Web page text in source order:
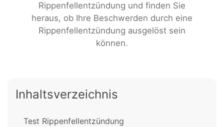
Rippenfellentzündung und finden Sie
heraus, ob Ihre Beschwerden durch eine
Rippenfellentzündung ausgelöst sein
können.
Inhaltsverzeichnis
Test Rippenfellentzündung